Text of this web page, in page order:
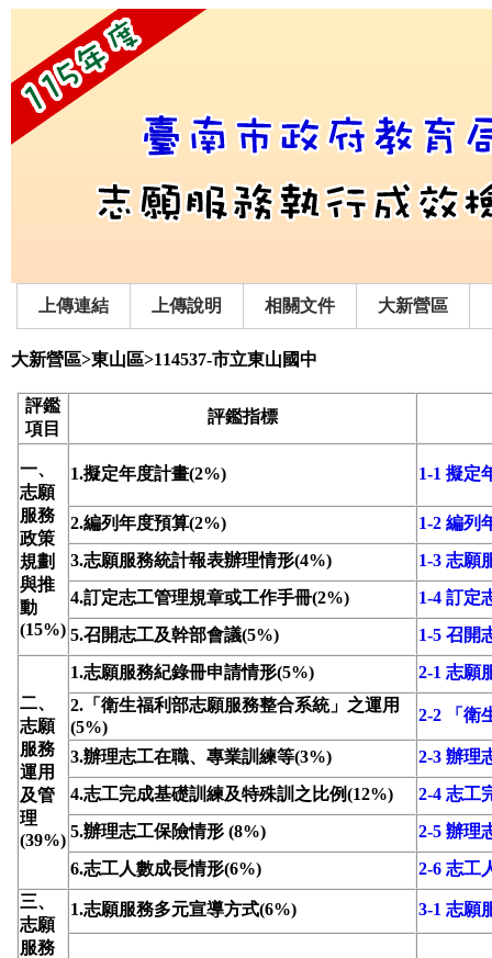
上傳連結 上傳說明 相關文件 大新營區
大新營區>東山區>114537-市立東山國中
評鑑
項目
評鑑指標
一、
志願
服務
政策
規劃
與推
動
(15%)
1.擬定年度計畫(2%) 1-1 擬定
2.編列年度預算(2%)
1-2 編列
3.志願服務統計報表辦理情形(4%)
1-3 志願
4.訂定志工管理規章或工作手冊(2%)
1-4 訂定
5.召開志工及幹部會議(5%)
1-5 召開
二、
志願
服務
運用
及管
理
(39%)
1.志願服務紀錄冊申請情形(5%)
2-1 志願
2.「衛生福利部志願服務整合系統」之運用
(5%)
2-2 「衛
3.辦理志工在職、專業訓練等(3%)
2-3 辦理
4.志工完成基礎訓練及特殊訓之比例(12%)
2-4 志工
5.辦理志工保險情形 (8%)
2-5 辦理
6.志工人數成長情形(6%)
2-6 志工
三、
志願
服務
1.志願服務多元宣導方式(6%) 3-1 志願